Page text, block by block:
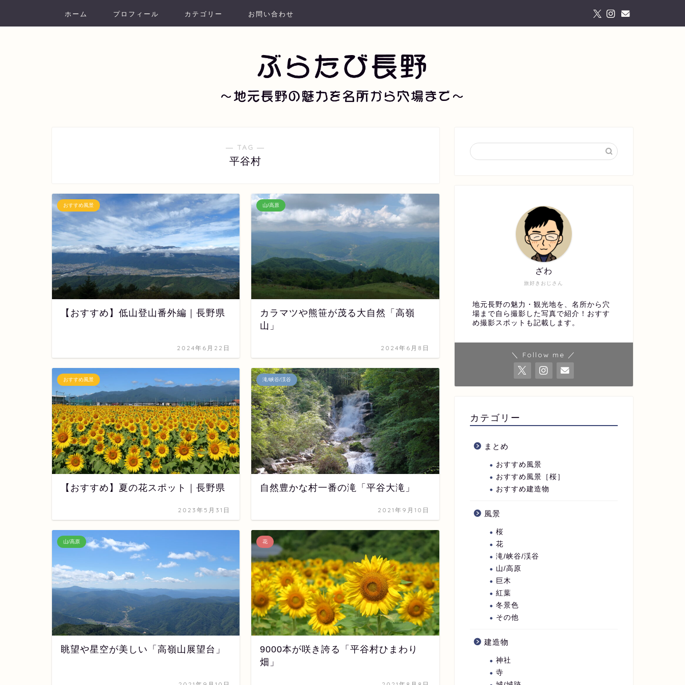
ホーム プロフィール カテゴリー お問い合わせ
― TAG ―
平谷村
おすすめ風景
【おすすめ】低山登山番外編｜長野県
2024年6月22日
山/高原
カラマツや熊笹が茂る大自然「高嶺
山」
2024年6月8日
おすすめ風景
【おすすめ】夏の花スポット｜長野県
2023年5月31日
滝/峡谷/渓谷
自然豊かな村一番の滝「平谷大滝」
2021年9月10日
山/高原
眺望や星空が美しい「高嶺山展望台」
花
9000本が咲き誇る「平谷村ひまわり
畑」
旅好きおじさん
ざわ
地元長野の魅力・観光地を、名所から穴
場まで自ら撮影した写真で紹介！おすす
め撮影スポットも記載します。
＼ Follow me ／
カテゴリー
まとめ
おすすめ風景
おすすめ風景［桜］
おすすめ建造物
風景
桜
花
滝/峡谷/渓谷
山/高原
巨木
紅葉
冬景色
その他
建造物
神社
寺